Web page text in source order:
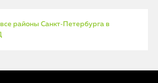
районы Санкт‑Петербурга в